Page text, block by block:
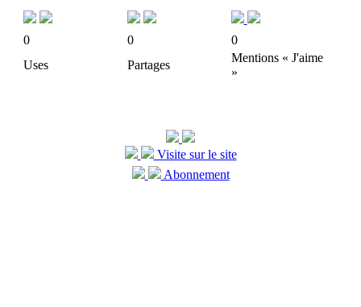
0 0
0
Uses
Partages
Mentions « J'aime
»
Visite sur le site
Abonnement